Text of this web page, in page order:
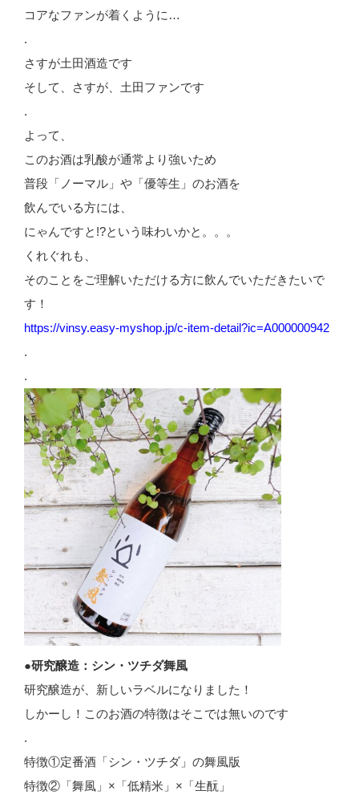
コアなファンが着くように…
.
さすが土田酒造です
そして、さすが、土田ファンです
.
よって、
このお酒は乳酸が通常より強いため
普段「ノーマル」や「優等生」のお酒を
飲んでいる方には、
にゃんですと!?という味わいかと。。。
くれぐれも、
そのことをご理解いただける方に飲んでいただきたいで
す！
https://vinsy.easy-myshop.jp/c-item-detail?ic=A000000942
.
.
●研究醸造：シン・ツチダ舞風
研究醸造が、新しいラベルになりました！
しかーし！このお酒の特徴はそこでは無いのです
.
特徴①定番酒「シン・ツチダ」の舞風版
特徴②「舞風」×「低精米」×「生酛」